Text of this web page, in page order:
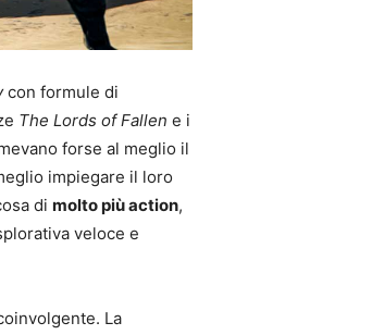
con formule di
The Lords of Fallen e i
forse al meglio il
impiegare il loro
di molto più action,
veloce e
La